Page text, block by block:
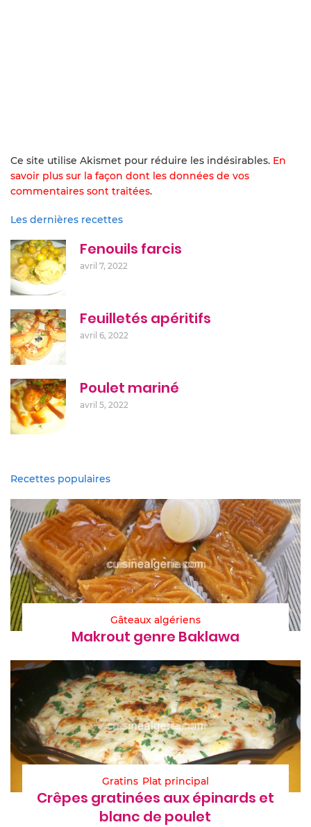
Ce site utilise Akismet pour réduire les indésirables. En
savoir plus sur la façon dont les données de vos
commentaires sont traitées.
Les dernières recettes
Fenouils farcis
avril 7, 2022
Feuilletés apéritifs
avril 6, 2022
Poulet mariné
avril 5, 2022
Recettes populaires
Gâteaux algériens
Makrout genre Baklawa
Gratins Plat principal
Crêpes gratinées aux épinards et
blanc de poulet